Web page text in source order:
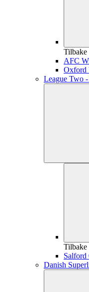
Tilbake
AFC
Oxford
League Two
Tilbake
Salford
Danish